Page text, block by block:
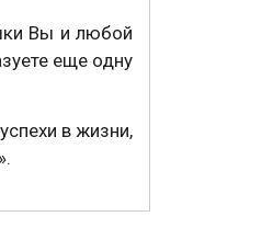
Вы и любой
еще одну
в жизни,